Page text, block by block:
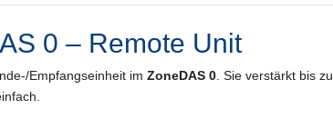
0 – Remote Unit
Empfangseinheit im ZoneDAS 0. Sie verstärkt bis zu